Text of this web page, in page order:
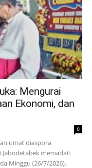
Mengurai
Ekonomi, dan
0
umat diaspora
memadati
Minggu (26/7/2026).